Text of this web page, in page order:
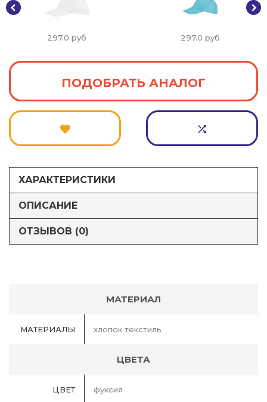
297.0 руб 297.0 руб
ПОДОБРАТЬ АНАЛОГ
ХАРАКТЕРИСТИКИ
ОПИСАНИЕ
ОТЗЫВОВ (0)
МАТЕРИАЛ
МАТЕРИАЛЫ хлопок текстиль
ЦВЕТА
ЦВЕТ фуксия